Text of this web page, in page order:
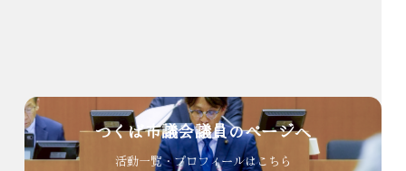
つくば市議会議員のページへ
活動一覧・プロフィールはこちら